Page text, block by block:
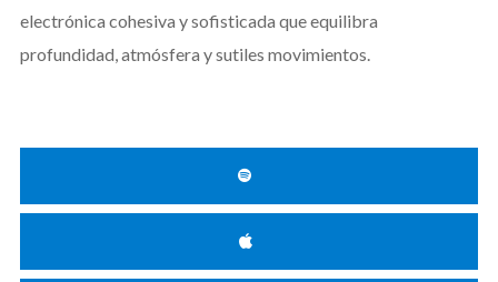
electrónica cohesiva y sofisticada que equilibra
profundidad, atmósfera y sutiles movimientos.